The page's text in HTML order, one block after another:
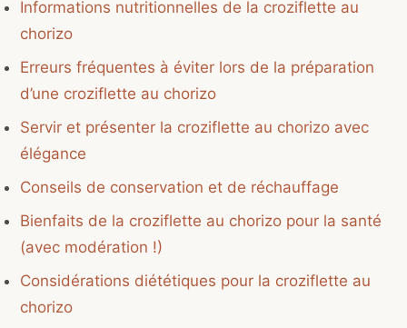
Informations nutritionnelles de la croziflette au
chorizo
Erreurs fréquentes à éviter lors de la préparation
d’une croziflette au chorizo
Servir et présenter la croziflette au chorizo avec
élégance
Conseils de conservation et de réchauffage
Bienfaits de la croziflette au chorizo pour la santé
(avec modération !)
Considérations diététiques pour la croziflette au
chorizo